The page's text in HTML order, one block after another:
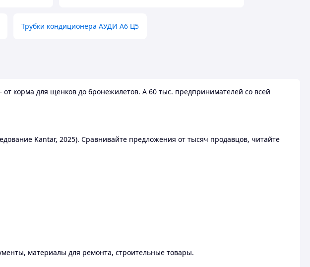
Трубки кондиционера АУДИ А6 Ц5
корма для щенков до бронежилетов. А 60 тыс. предпринимателей со всей
Kantar, 2025). Сравнивайте предложения от тысяч продавцов, читайте
материалы для ремонта, строительные товары.